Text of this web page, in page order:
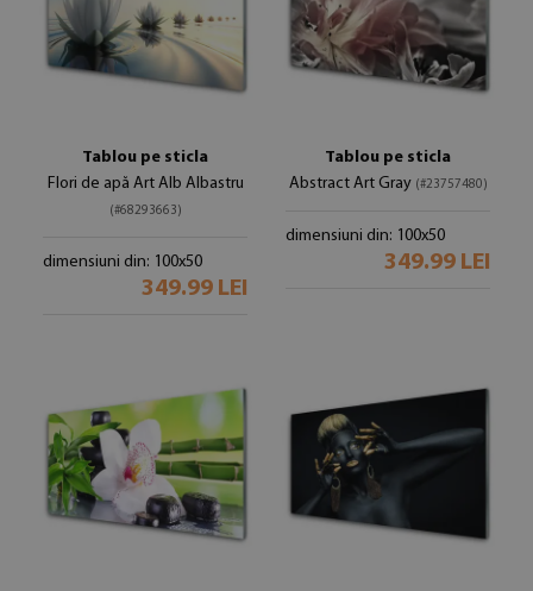
Tablou pe sticla
Flori de apă Art Alb Albastru
(#68293663)
dimensiuni din: 100x50
349.99 LEI
Tablou pe sticla
Abstract Art Gray (#23757480)
dimensiuni din: 100x50
349.99 LEI